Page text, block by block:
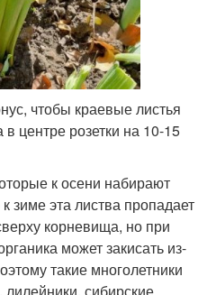
чтобы краевые листья
центре розетки на 10-15
к осени набирают
зиме эта листва пропадает
корневища, но при
может закисать из-
такие многолетники